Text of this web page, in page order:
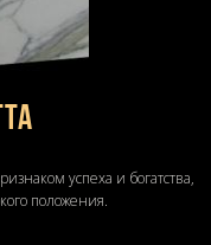
успеха и богатства,
положения.